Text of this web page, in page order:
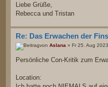
Liebe Grüße,
Rebecca und Tristan
Re: Das Erwachen der
von Aslana » Fr 25. Aug
Persönliche Con-Kritik zum
Location: